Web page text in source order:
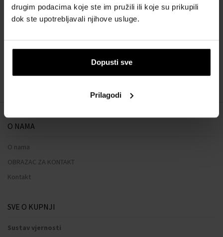
drugim podacima koje ste im pružili ili koje su prikupili
dok ste upotrebljavali njihove usluge.
Dopusti sve
Prilagodi
O BRENDU
Naš izbor skrojen samo za vas
O NAMA
O nama
OBRAZAC ZA KONTAKT
Kontakt
SVE O KUPNJI
Sustav vjernosti